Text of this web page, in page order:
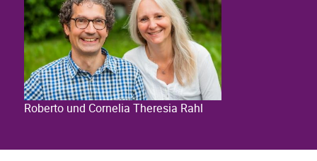
Roberto und Cornelia Theresia Rahl